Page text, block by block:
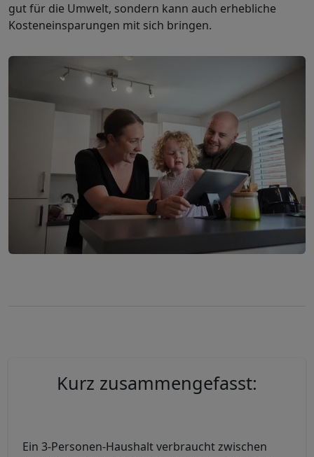
gut für die Umwelt, sondern kann auch erhebliche
Kosteneinsparungen mit sich bringen.
Kurz zusammengefasst:
Ein 3-Personen-Haushalt verbraucht zwischen